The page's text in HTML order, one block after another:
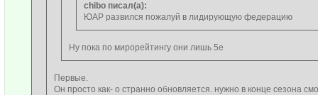
chibo писал(а):
ЮАР развился пожалуй в лидирующую федерацию
Ну пока по мирорейтингу они лишь 5е
Первые.
Он просто как- о странно обновляется. нужно в конце сезона